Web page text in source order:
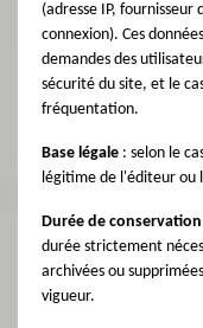
(adresse IP,
connexion). Ces
demandes des
sécurité du site, et le
fréquentation.
Base légale : selon le
légitime de l'éditeur ou
Durée de conservation
durée strictement
archivées ou
vigueur.